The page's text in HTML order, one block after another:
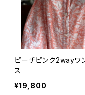
ピーチピンク2wayワ
ス
¥19,800